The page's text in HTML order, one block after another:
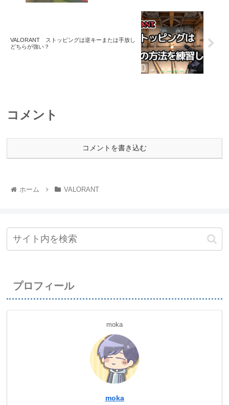
VALORANT ストッピングは逆キーまたは手放し
どちらが強い？
コメント
コメントを書き込む
ホーム VALORANT
プロフィール
moka
moka